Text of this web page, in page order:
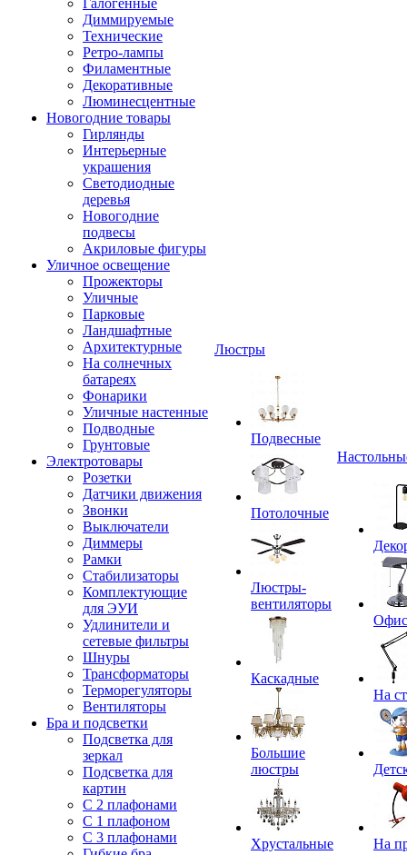
Галогенные
Диммируемые
Технические
Ретро-лампы
Филаментные
Декоративные
Люминесцентные
Новогодние товары
Гирлянды
Интерьерные
украшения
Светодиодные
деревья
Новогодние
подвесы
Акриловые фигуры
Уличное освещение
Прожекторы
Уличные
Парковые
Ландшафтные
Архитектурные
На солнечных
батареях
Фонарики
Уличные настенные
Подводные
Грунтовые
Электротовары
Розетки
Датчики движения
Звонки
Выключатели
Диммеры
Рамки
Стабилизаторы
Комплектующие
для ЭУИ
Удлинители и
сетевые фильтры
Шнуры
Трансформаторы
Терморегуляторы
Вентиляторы
Бра и подсветки
Подсветка для
зеркал
Подсветка для
картин
С 2 плафонами
С 1 плафоном
С 3 плафонами
Люстры
Подвесные
Потолочные
Люстры-
вентиляторы
Каскадные
Большие
люстры
Хрустальные
На
На